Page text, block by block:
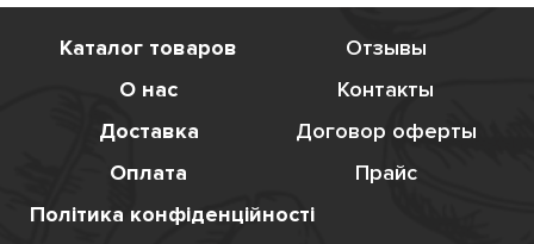
Каталог товаров
Отзывы
О нас
Контакты
Доставка
Договор оферты
Оплата
Прайс
Політика конфіденційності